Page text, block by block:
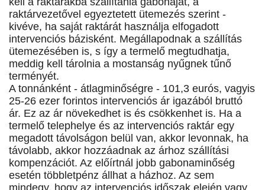
raktárvezetővel egyeztetett ütemezés szerint -
kivéve, ha saját raktárát használja elfogadott
intervenciós bázisként. Megállapodnak a szállítás
ütemezésében is, s így a termelő megtudhatja,
meddig kell tárolnia a mostanság nyűgnek tűnő
terményét.
A tonnánként - átlagminőségre - 101,3 eurós, vagyis
25-26 ezer forintos intervenciós ár igazából bruttó
ár. Ez az ár növekedhet is és csökkenhet is. Ha a
termelő telephelye és az intervenciós raktár egy
megadott távolságon belül van, akkor levonnak, ha
távolabb, akkor hozzáadnak az árhoz szállítási
kompenzációt. Az előírtnál jobb gabonaminőség
esetén többletpénz állhat a házhoz. Az sem